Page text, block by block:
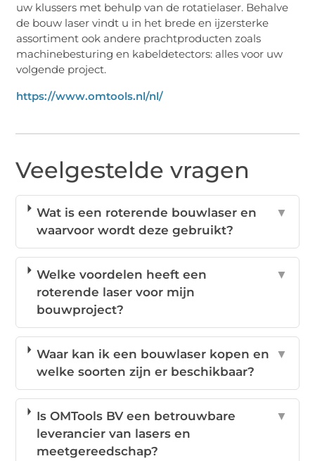
uw klussers met behulp van de rotatielaser. Behalve
de bouw laser vindt u in het brede en ijzersterke
assortiment ook andere prachtproducten zoals
machinebesturing en kabeldetectors: alles voor uw
volgende project.
https://www.omtools.nl/nl/
Veelgestelde vragen
Wat is een roterende bouwlaser en
waarvoor wordt deze gebruikt?
▼
Welke voordelen heeft een
roterende laser voor mijn
bouwproject?
▼
Waar kan ik een bouwlaser kopen en
welke soorten zijn er beschikbaar?
▼
Is OMTools BV een betrouwbare
leverancier van lasers en
meetgereedschap?
▼